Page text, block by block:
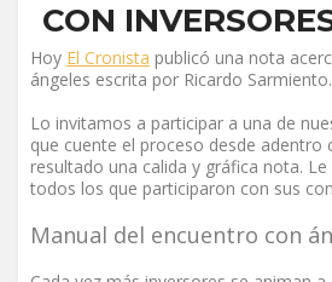
CON
Hoy El Cronista publicó una nota
ángeles escrita por Ricardo Sarmiento.
Lo invitamos a participar a una de
que cuente el proceso desde adentro
resultado una calida y gráfica nota.
todos los que participaron con sus
Manual del encuentro con